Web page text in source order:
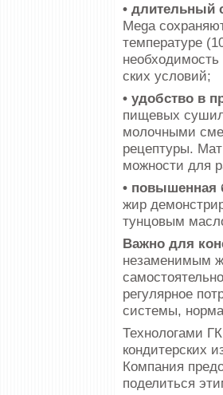
• длительный
Mega
температуре
ских условий;
• удобство в
пищевых
молочными
рецептуры.
можности для
• повышенная
жир
тунцовым
Важно для
незаменимым
регулярное
системы,
Технологами
кондитерских
Компания
поделиться